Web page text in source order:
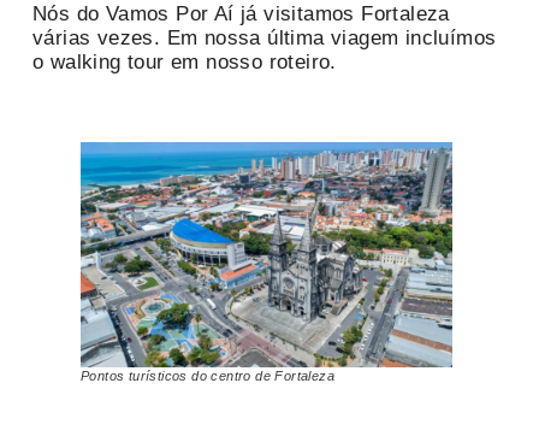
Nós do Vamos Por Aí já visitamos Fortaleza
várias vezes. Em nossa última viagem incluímos
o walking tour em nosso roteiro.
Pontos turísticos do centro de Fortaleza